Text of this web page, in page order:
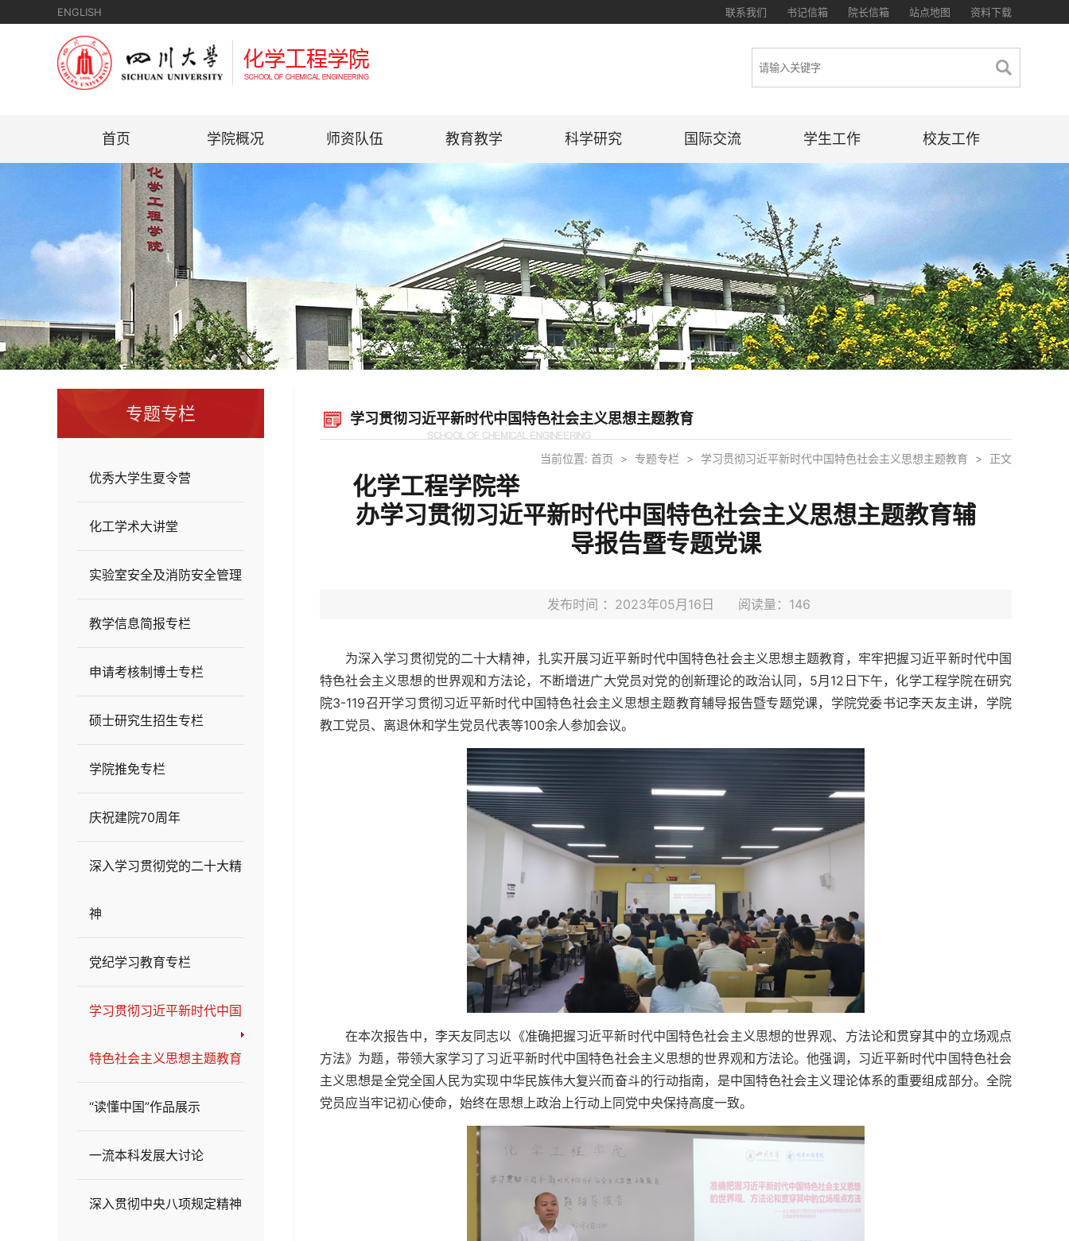
ENGLISH 资料下载
站点地图
院长信箱
书记信箱
联系我们
首页 学院概况 师资队伍 教育教学 科学研究 国际交流 学生工作 校友工作
专题专栏
优秀大学生夏令营
化工学术大讲堂
实验室安全及消防安全管理
教学信息简报专栏
申请考核制博士专栏
硕士研究生招生专栏
学院推免专栏
庆祝建院70周年
深入学习贯彻党的二十大精
神
党纪学习教育专栏
学习贯彻习近平新时代中国
特色社会主义思想主题教育
“读懂中国”作品展示
一流本科发展大讨论
深入贯彻中央八项规定精神
学习贯彻习近平新时代中国特色社会主义思想主题教育
当前位置: 首页 > 专题专栏 > 学习贯彻习近平新时代中国特色社会主义思想主题教育 > 正文
化学工程学院举
办学习贯彻习近平新时代中国特色社会主义思想主题教育辅
导报告暨专题党课
发布时间 ：2023年05月16日 阅读量： 146
为深入学习贯彻党的二十大精神，扎实开展习近平新时代中国特色社会主义思想主题教育，牢牢把握习近平新时代中国
特色社会主义思想的世界观和方法论，不断增进广大党员对党的创新理论的政治认同，5月12日下午，化学工程学院在研究
院3-119召开学习贯彻习近平新时代中国特色社会主义思想主题教育辅导报告暨专题党课，学院党委书记李天友主讲，学院
教工党员、离退休和学生党员代表等100余人参加会议。
在本次报告中，李天友同志以《准确把握习近平新时代中国特色社会主义思想的世界观、方法论和贯穿其中的立场观点
方法》为题，带领大家学习了习近平新时代中国特色社会主义思想的世界观和方法论。他强调，习近平新时代中国特色社会
主义思想是全党全国人民为实现中华民族伟大复兴而奋斗的行动指南，是中国特色社会主义理论体系的重要组成部分。全院
党员应当牢记初心使命，始终在思想上政治上行动上同党中央保持高度一致。